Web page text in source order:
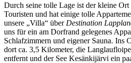
Durch seine tolle Lage ist der kleine Ort
Touristen und hat einige tolle
unsere „Villa“ über Destination
uns für ein am Dorfrand gelegenes
Schlafzimmern und eigener Sauna. Ins
dort ca. 3,5 Kilometer, die
entfernt und der See Kesänkijärvi ein